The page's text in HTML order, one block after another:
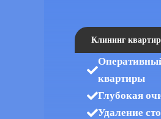
Клининг
квартиры
Глубокая
Удаление